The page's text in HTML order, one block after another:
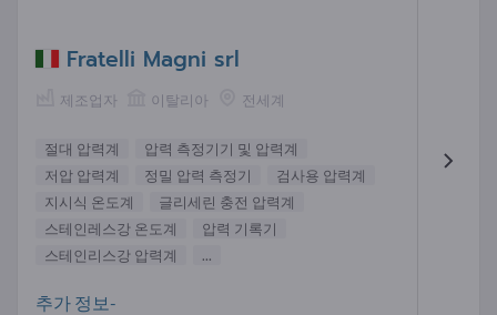
Fratelli Magni srl
제조업자 이탈리아 전세계
절대 압력계
압력 측정기기 및 압력계
저압 압력계
정밀 압력 측정기
검사용 압력계
지시식 온도계
글리세린 충전 압력계
스테인레스강 온도계
압력 기록기
스테인리스강 압력계
...
추가 정보-